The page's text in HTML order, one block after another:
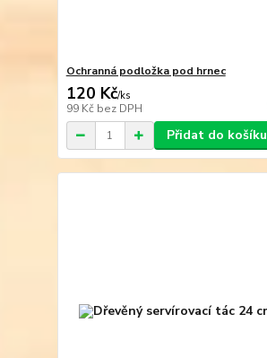
Ochranná podložka pod hrnec
120 Kč/ks
99 Kč bez DPH
Přidat do košíku